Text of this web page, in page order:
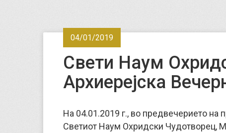
04/01/2019
Свети Наум
Архиерејска
На 04.01.2019 г., во предвечерието на
Светиот Наум Охридски Чудотворец,